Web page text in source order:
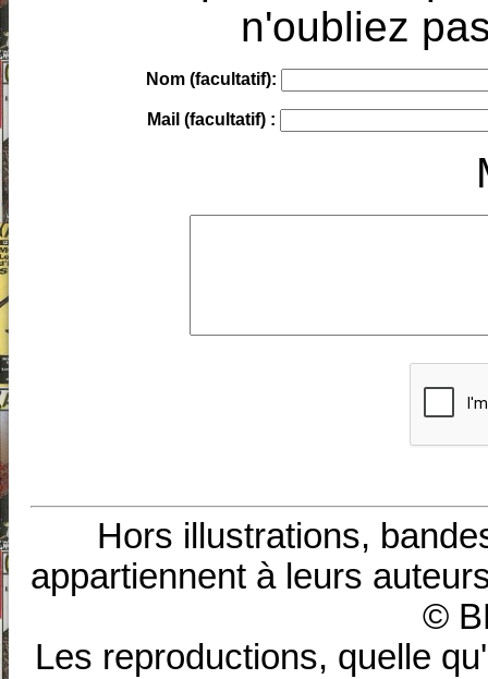
n'oubliez
Nom (facultatif):
Mail (facultatif) :
Hors illustrations,
appartiennent à leurs
©
Les reproductions, quelle